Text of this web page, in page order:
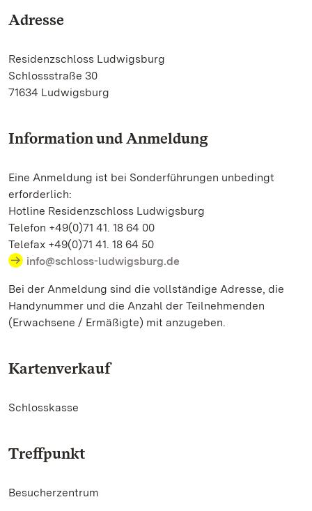
Adresse
Residenzschloss Ludwigsburg
Schlossstraße 30
71634 Ludwigsburg
Information und Anmeldung
Eine Anmeldung ist bei Sonderführungen unbedingt
erforderlich:
Hotline Residenzschloss Ludwigsburg
Telefon +49(0)71 41. 18 64 00
Telefax +49(0)71 41. 18 64 50
info@schloss-ludwigsburg.de
Bei der Anmeldung sind die vollständige Adresse, die
Handynummer und die Anzahl der Teilnehmenden
(Erwachsene / Ermäßigte) mit anzugeben.
Kartenverkauf
Schlosskasse
Treffpunkt
Besucherzentrum